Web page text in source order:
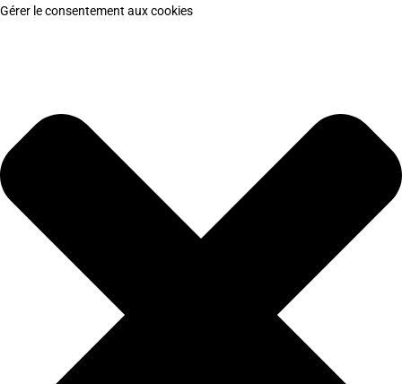
Gérer le consentement aux cookies